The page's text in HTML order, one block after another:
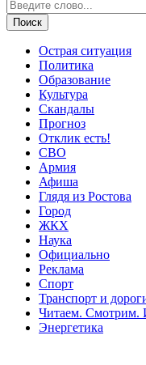
Острая ситуация
Политика
Образование
Культура
Скандалы
Прогноз
Отклик есть!
СВО
Армия
Афиша
Глядя из Ростова
Город
ЖКХ
Наука
Официально
Реклама
Спорт
Транспорт и
Читаем. Смотрим.
Энергетика